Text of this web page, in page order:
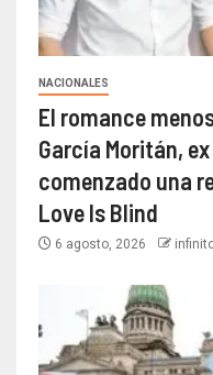
NACIONALES
El romance
García Moritán,
comenzado una
Love Is Blind
6 agosto, 2026